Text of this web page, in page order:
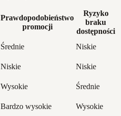
Prawdopodobieństwo
promocji
Ryzyko
braku
dostępności
Średnie
Niskie
Niskie
Niskie
Wysokie
Średnie
Bardzo wysokie Wysokie